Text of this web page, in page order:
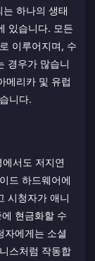
하나의 생태
있습니다. 모든
이루어지며, 수
경우가 많습니
메리카 및 유럽
니다.
서도 저지연
드 하드웨어에
시청자가 애니
현금화할 수
자에게는 소셜
스처럼 작동합